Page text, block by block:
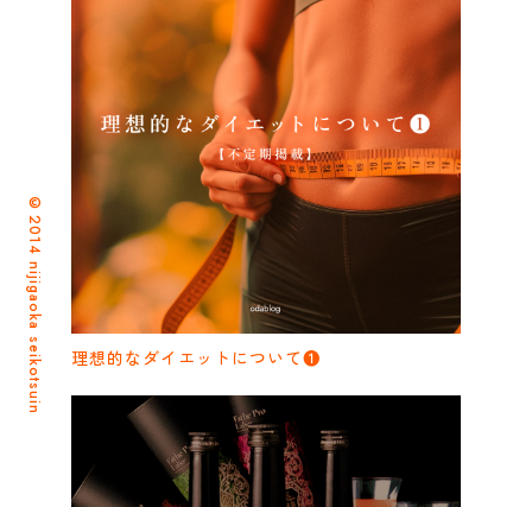
©2014 nijigaoka seikotsuin 理想的なダイエットについて❶